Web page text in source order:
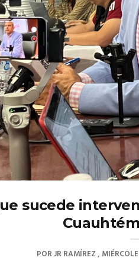
sucede
PORJR RAMÍREZ